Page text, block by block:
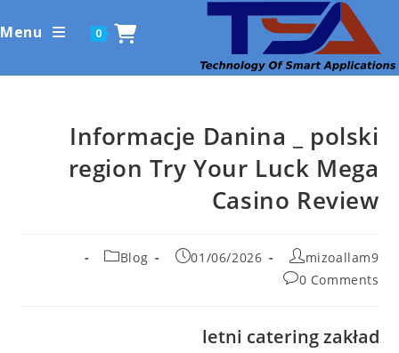
content
0
Menu
Informacje Danina _ polski
region Try Your Luck Mega
Casino Review
Post
author:
mizoallam9
Post
01/06/2026
Post
Blog
Post
0 Comments
letni catering zakład